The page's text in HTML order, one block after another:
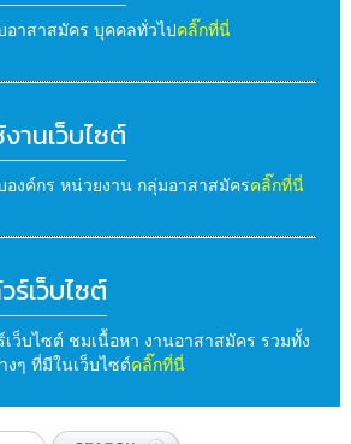
อาสาสมัคร บุคคลทั่วไปคลิ๊กที่นี่
งานเว็บไซต์
องค์กร หน่วยงาน กลุ่มอาสาสมัครคลิ๊กที่นี่
ร์เว็บไซต์
เว็บไซต์ ชมเนื้อหา งานอาสาสมัคร รวมทั้ง
งๆ ที่มีในเว็บไซต์คลิ๊กที่นี่